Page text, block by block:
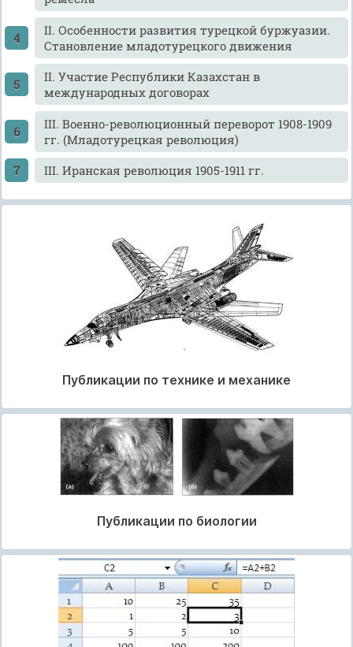
II. Особенности развития турецкой буржуазии.
Становление младотурецкого движения
II. Участие Республики Казахстан в
международных договорах
III. Военно-революционный переворот 1908-1909
гг. (Младотурецкая революция)
III. Иранская революция 1905-1911 гг.
Публикации по технике и механике
Публикации по биологии